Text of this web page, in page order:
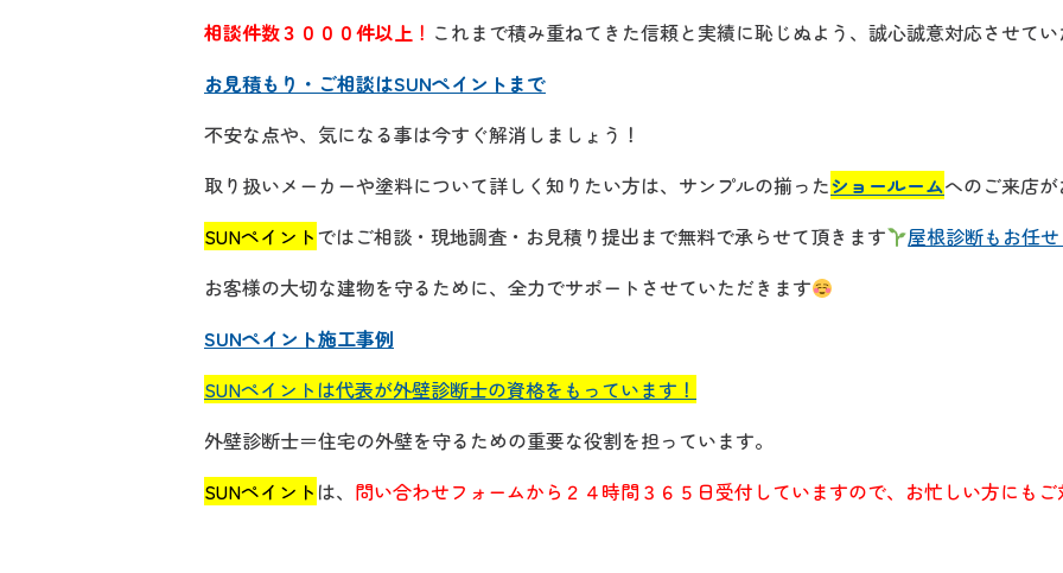
相談件数３０００件以上 ！ これまで積み重ねてきた信頼と実績に恥じぬよう、誠心誠意対応させて
お見積もり・ご相談はSUNペイントまで
不安な点や、気になる事は今すぐ解消しましょう！
取り扱いメーカーや塗料について詳しく知りたい方は、サンプルの揃ったショールームへのご来店
SUNペイントではご相談・現地調査・お見積り提出まで無料で承らせて頂きます
屋根診断もお任
お客様の大切な建物を守るために、全力でサポートさせていただきます
SUNペイント施工事例
SUNペイントは代表が外壁診断士の資格をもっています！
外壁診断士＝住宅の外壁を守るための重要な役割を担っています。
SUNペイント は、 問い合わせフォームから２４時間３６５日受付していますので、お忙しい方にも